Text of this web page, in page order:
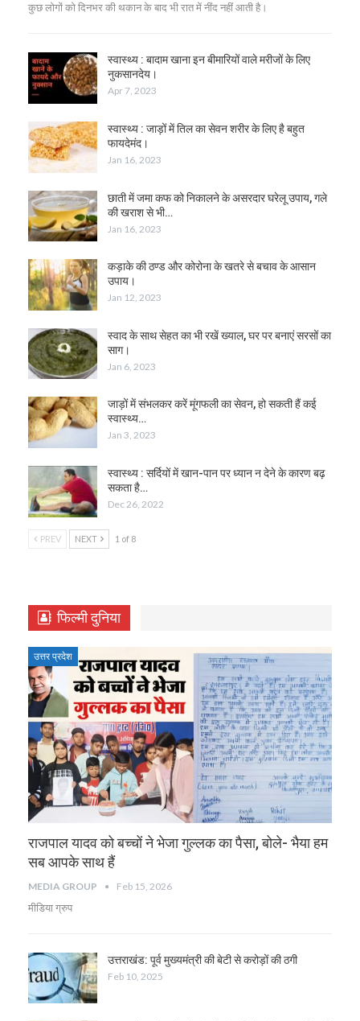
कुछ लोगों को दिनभर की थकान के बाद भी रात में नींद नहीं आती है।
स्वास्थ्य : बादाम खाना इन बीमारियों वाले मरीजों के लिए
नुकसानदेय।
Apr 7, 2023
स्वास्थ्य : जाड़ों में तिल का सेवन शरीर के लिए है बहुत
फायदेमंद।
Jan 16, 2023
छाती में जमा कफ को निकालने के असरदार घरेलू उपाय, गले
की खराश से भी…
Jan 16, 2023
कड़ाके की ठण्ड और कोरोना के खतरे से बचाव के आसान
उपाय।
Jan 12, 2023
स्वाद के साथ सेहत का भी रखें ख्याल, घर पर बनाएं सरसों का
साग।
Jan 6, 2023
जाड़ों में संभलकर करें मूंगफली का सेवन, हो सकती हैं कई
स्वास्थ्य…
Jan 3, 2023
स्वास्थ्य : सर्दियों में खान-पान पर ध्यान न देने के कारण बढ़
सकता है…
Dec 26, 2022
PREV NEXT 1 of 8
फिल्मी दुनिया
उत्तर प्रदेश
राजपाल यादव को बच्चों ने भेजा गुल्लक का पैसा, बोले- भैया हम
सब आपके साथ हैं
MEDIA GROUP Feb 15, 2026
मीडिया ग्रुप
उत्तराखंड: पूर्व मुख्यमंत्री की बेटी से करोड़ों की ठगी
Feb 10, 2025